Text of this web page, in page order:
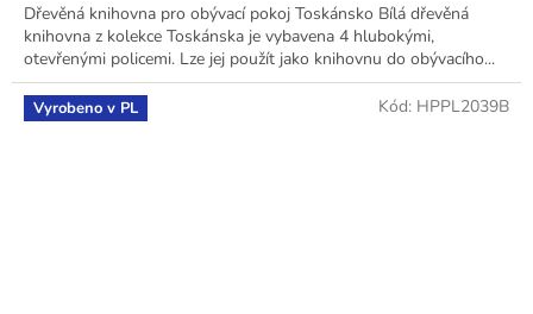
Dřevěná knihovna pro obývací pokoj Toskánsko Bílá dřevěná
knihovna z kolekce Toskánska je vybavena 4 hlubokými,
otevřenými policemi. Lze jej použít jako knihovnu do obývacího...
Vyrobeno v PL Kód: HPPL2039B